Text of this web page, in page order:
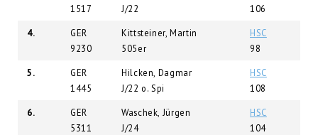
1517
J/22
106
4.
GER
9230
Kittsteiner, Martin
505er
HSC
98
5.
GER
1445
Hilcken, Dagmar
J/22 o. Spi
HSC
108
6.
GER
5311
Waschek, Jürgen
J/24
HSC
104